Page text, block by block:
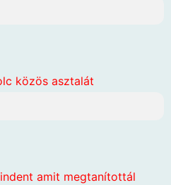
közös asztalát
amit megtanítottál